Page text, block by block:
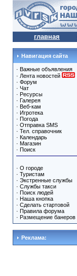
главная
Навигация сайта
· Важные объявления
· Лента новостей
· Форум
· Чат
· Ресурсы
· Галерея
· Веб-кам
· Игротека
· Погода
· Отправка SMS
· Тел. справочник
· Календарь
· Магазин
· Поиск
· О городе
· Туристам
· Экстренные службы
· Службы такси
· Поиск людей
· Наша кнопка
· Сделать стартовой
· Правила форума
· Размещение банеров
Реклама: